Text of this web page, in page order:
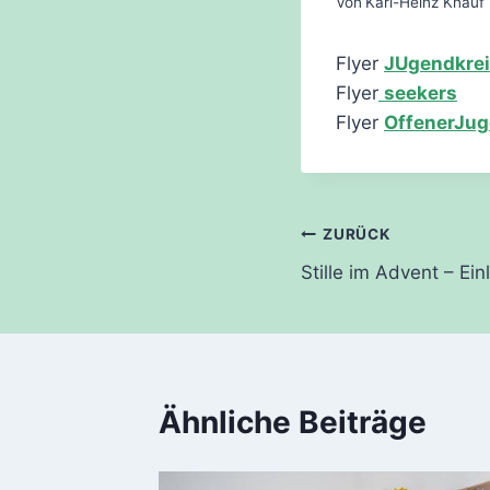
Flyer
Flyer seekers
Flyer
ZURÜCK
Stille im Advent –
Ähnliche Beiträge